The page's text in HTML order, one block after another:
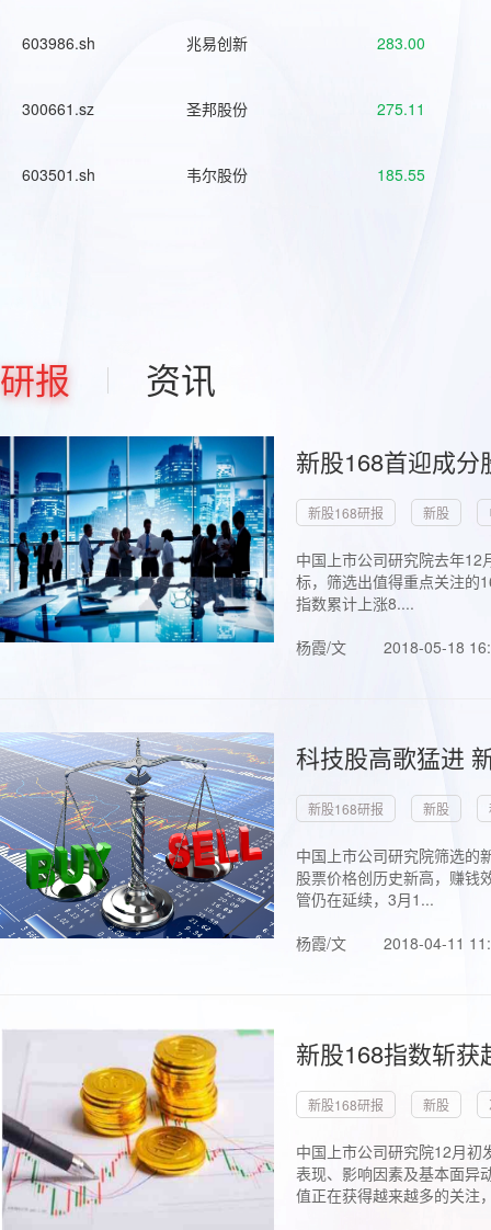
603986.sh 兆易创新 283.00
300661.sz 圣邦股份 275.11
603501.sh 韦尔股份 185.55
研报 资讯
新股168首迎成
新股168研报 新股
中国上市公司研究院去年
标，筛选出值得重点关注的
指数累计上涨8....
杨霞/文
2018-05-18
科技股高歌猛进
新股168研报 新股
中国上市公司研究院筛选的
股票价格创历史新高，赚钱
管仍在延续，3月1...
杨霞/文
2018-04-11
新股168指数斩
新股168研报 新股
中国上市公司研究院12月初
表现、影响因素及基本面异
值正在获得越来越多的关注